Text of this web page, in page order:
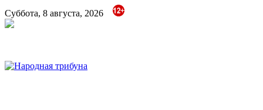
Суббота, 8 августа, 2026